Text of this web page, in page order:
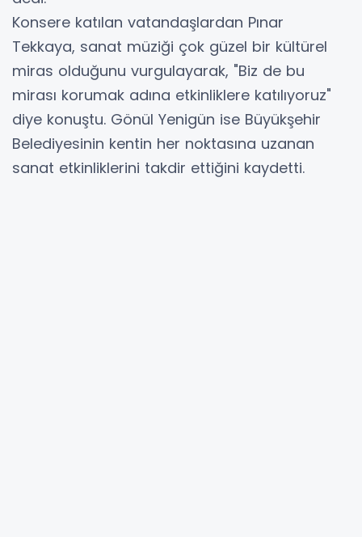
Konsere katılan vatandaşlardan Pınar
Tekkaya, sanat müziği çok güzel bir kültürel
miras olduğunu vurgulayarak, "Biz de bu
mirası korumak adına etkinliklere katılıyoruz"
diye konuştu. Gönül Yenigün ise Büyükşehir
Belediyesinin kentin her noktasına uzanan
sanat etkinliklerini takdir ettiğini kaydetti.